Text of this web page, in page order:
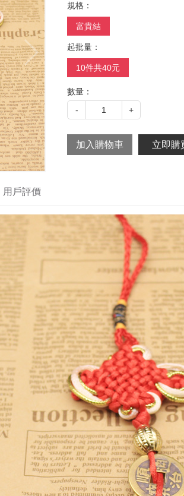
規格：
富貴結
起批量：
10件共40元
數量：
-
1 +
用戶評價